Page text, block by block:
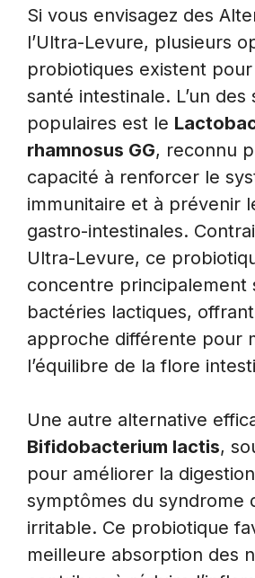
Si vous envisagez des
l’Ultra-Levure, plusieurs
probiotiques existent
santé intestinale. L’un des
populaires est le
rhamnosus GG, reconnu
capacité à renforcer le
immunitaire et à prévenir
gastro-intestinales.
Ultra-Levure, ce
concentre principalement
bactéries lactiques,
approche différente pour
l’équilibre de la flore
Une autre alternative
Bifidobacterium lactis,
pour améliorer la
symptômes du syndrome
irritable. Ce probiotique
meilleure absorption des